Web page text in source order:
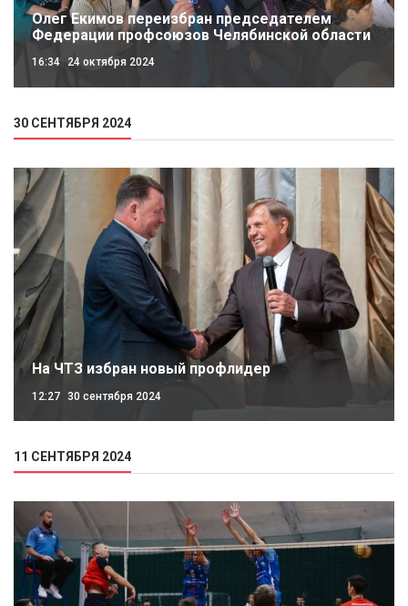
Олег Екимов переизбран председателем
Федерации профсоюзов Челябинской области
16:34 24 октября 2024
30 СЕНТЯБРЯ 2024
На ЧТЗ избран новый профлидер
12:27 30 сентября 2024
11 СЕНТЯБРЯ 2024